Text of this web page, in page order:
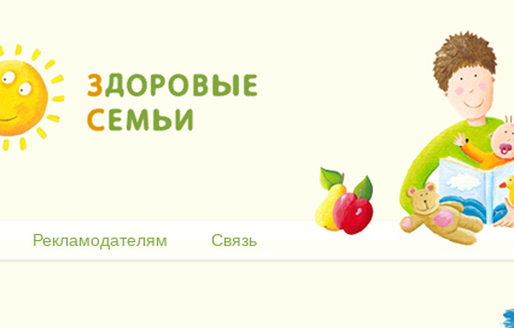
Рекламодателям Связь